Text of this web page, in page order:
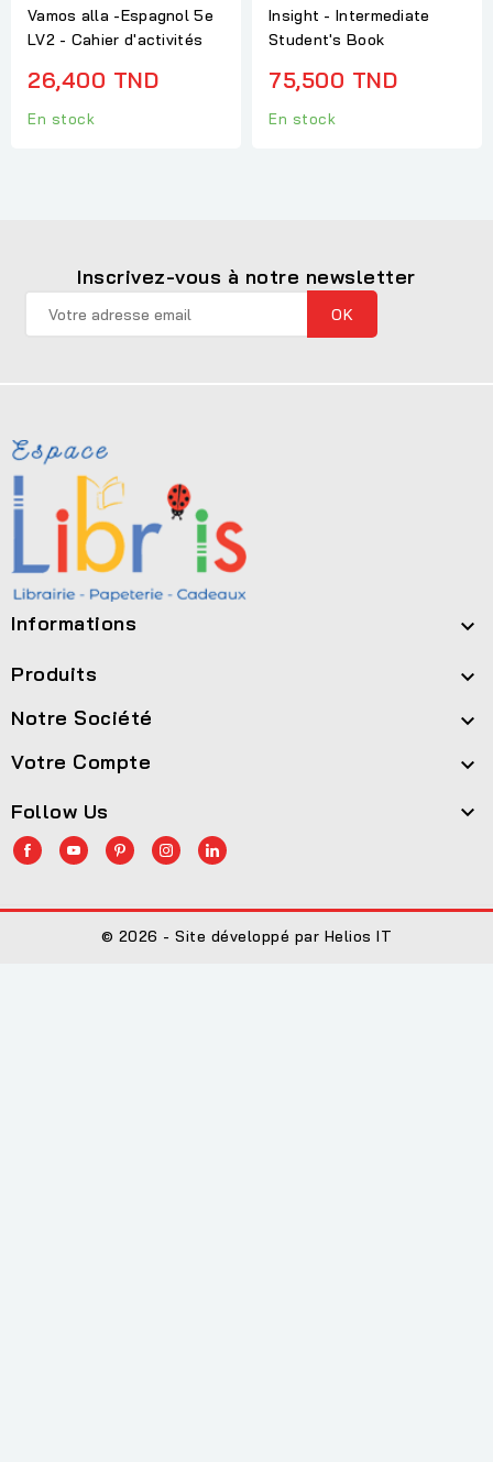
Vamos alla -Espagnol 5e
LV2 - Cahier d'activités
26,400 TND
En stock
Insight - Intermediate
Student's Book
75,500 TND
En stock
Inscrivez-vous à notre newsletter
Informations 
Produits 
Notre Société 
Votre Compte 
Follow Us 
© 2026 - Site développé par Helios IT